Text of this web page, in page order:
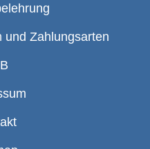
und Zahlungsarten